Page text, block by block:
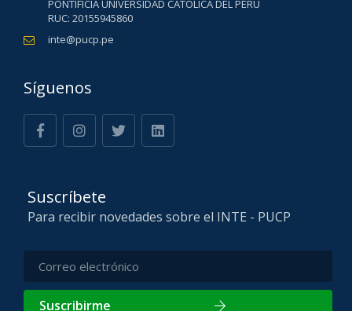
PONTIFICIA UNIVERSIDAD CATOLICA DEL PERU
RUC: 20155945860
inte@pucp.pe
Síguenos
Suscríbete
Para recibir novedades sobre el INTE - PUCP
Suscribirme